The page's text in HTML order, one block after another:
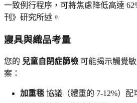
一致例行程序，可將焦慮降低高達
刊》研究所述。
寢具與織品考量
您的 兒童自閉症篩檢 可能揭示觸覺
案：
加重毯 協議（體重的 7-12%）配